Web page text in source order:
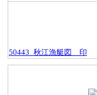
50443_秋江漁艇図＿印